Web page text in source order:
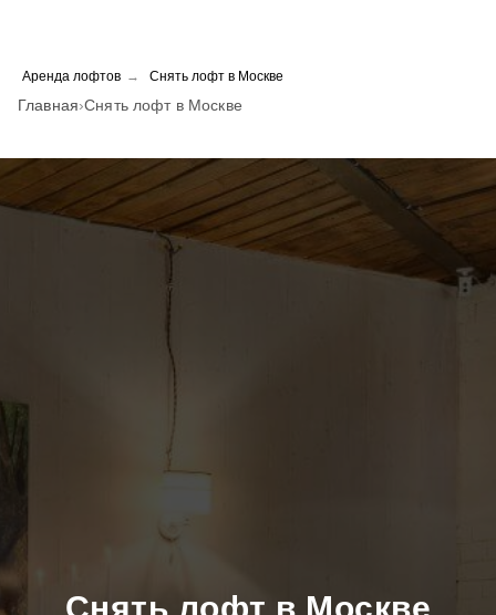
Аренда лофтов → Снять лофт в Mоскве
Главная›Снять лофт в Москве